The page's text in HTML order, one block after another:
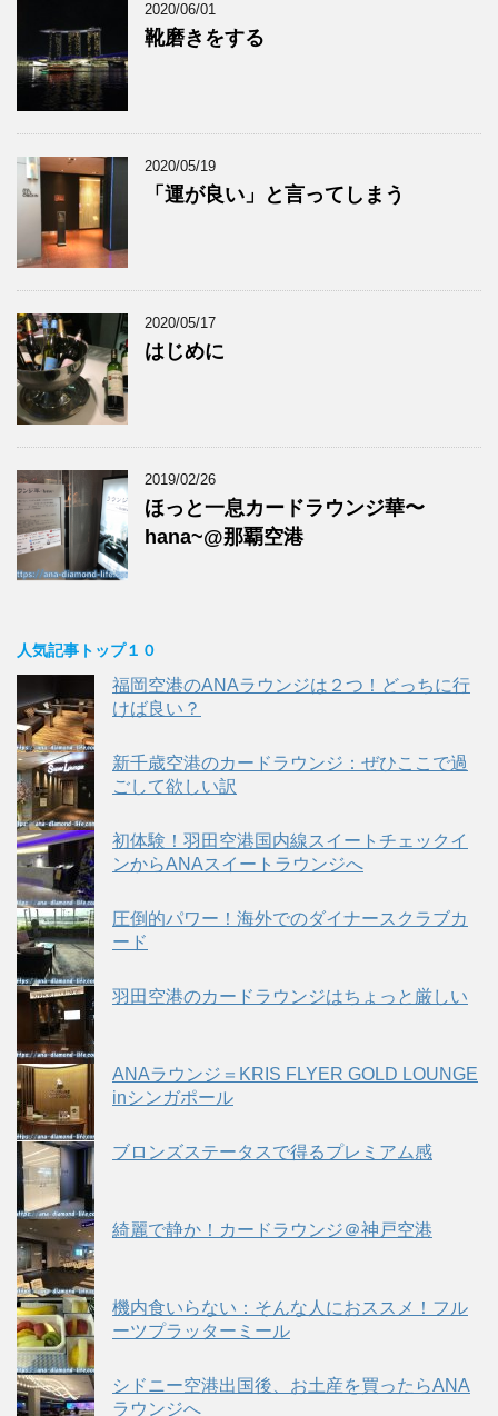
2020/06/01
靴磨きをする
2020/05/19
「運が良い」と言ってしまう
2020/05/17
はじめに
2019/02/26
ほっと一息カードラウンジ華〜
hana~@那覇空港
人気記事トップ１０
福岡空港のANAラウンジは２つ！どっちに行
けば良い？
新千歳空港のカードラウンジ：ぜひここで過
ごして欲しい訳
初体験！羽田空港国内線スイートチェックイ
ンからANAスイートラウンジへ
圧倒的パワー！海外でのダイナースクラブカ
ード
羽田空港のカードラウンジはちょっと厳しい
ANAラウンジ＝KRIS FLYER GOLD LOUNGE
inシンガポール
ブロンズステータスで得るプレミアム感
綺麗で静か！カードラウンジ＠神戸空港
機内食いらない：そんな人におススメ！フル
ーツプラッターミール
シドニー空港出国後、お土産を買ったらANA
ラウンジへ